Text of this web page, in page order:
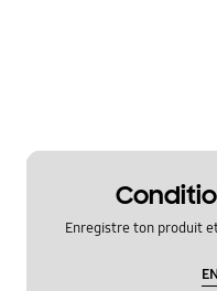
Enregistre ton produit